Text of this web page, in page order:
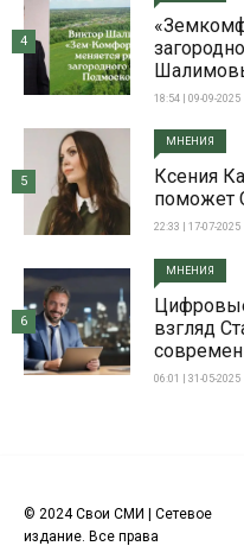
18:54 | 09-09-2025
4
МНЕНИЯ
Ксения
поможет
22:33 | 17-07-2025
5
МНЕНИЯ
взгляд
06:01 | 31-05-2025
6
© 2024 Свои СМИ | Сетевое
издание. Все права